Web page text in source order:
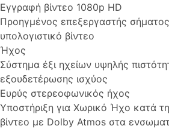
Εγγραφή βίντεο 1080p HD
Προηγμένος επεξεργαστής
υπολογιστικό βίντεο
Ήχος
Σύστημα έξι ηχείων υψηλής
εξουδετέρωσης ισχύος
Ευρύς στερεοφωνικός ήχος
Υποστήριξη για Χωρικό Ήχο κατά
βίντεο με Dolby Atmos στα